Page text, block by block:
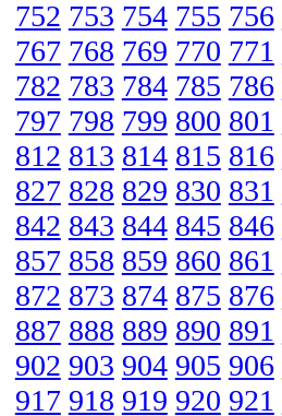
752 753 754 755 756
767 768 769 770 771
782 783 784 785 786
797 798 799 800 801
812 813 814 815 816
827 828 829 830 831
842 843 844 845 846
857 858 859 860 861
872 873 874 875 876
887 888 889 890 891
902 903 904 905 906
917 918 919 920 921